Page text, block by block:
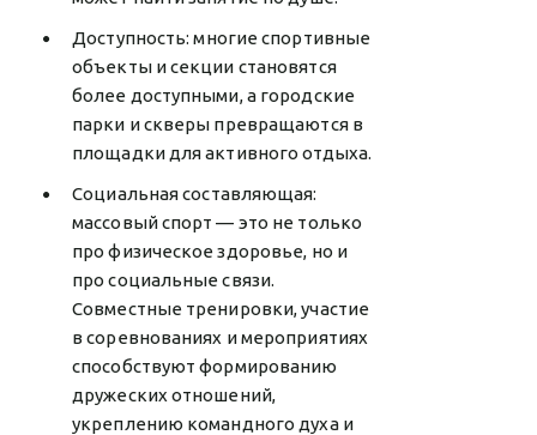
Доступность: многие спортивные
объекты и секции становятся
более доступными, а городские
парки и скверы превращаются в
площадки для активного отдыха.
Социальная составляющая:
массовый спорт — это не только
про физическое здоровье, но и
про социальные связи.
Совместные тренировки, участие
в соревнованиях и мероприятиях
способствуют формированию
дружеских отношений,
укреплению командного духа и